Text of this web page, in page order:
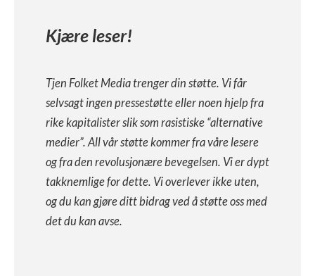
Kjære leser!
Tjen Folket Media trenger din støtte. Vi får
selvsagt ingen pressestøtte eller noen hjelp fra
rike kapitalister slik som rasistiske “alternative
medier”. All vår støtte kommer fra våre lesere
og fra den revolusjonære bevegelsen. Vi er dypt
takknemlige for dette. Vi overlever ikke uten,
og du kan gjøre ditt bidrag ved å støtte oss med
det du kan avse.